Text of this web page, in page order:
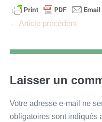
Navigation
← Article précédent
Laisser un
Votre adresse e-mail ne
obligatoires sont indiqués